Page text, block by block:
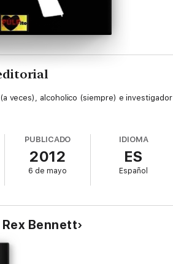
veces), alcoholico (siempre) e
PUBLICADO
2012
6 de mayo
IDIOMA
ES
Español
Bennett